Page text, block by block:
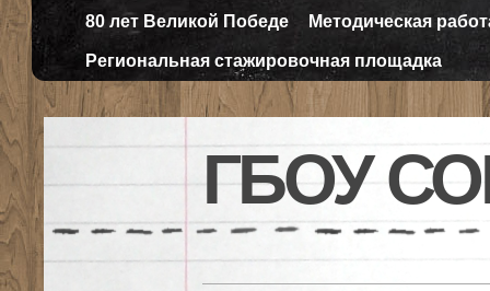
80 лет Великой Победе Методическая
Региональная стажировочная площадка
ГБОУ